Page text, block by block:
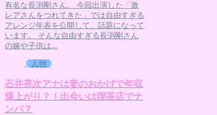
有名な長渕剛さん。 今回出演した「激
レアさんをつれてきた」では自由すぎる
アレンジ年表を公開して、話題になって
います。 そんな自由すぎる長渕剛さん
の嫁や子供は...
人物
石井亮次アナは妻のおかげで年収
爆上がり？！出会いは喫茶店でナ
ンパ？